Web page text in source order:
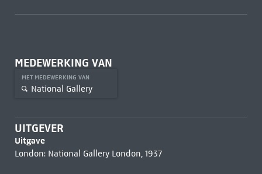
MEDEWERKING VAN
MET MEDEWERKING VAN
National Gallery
UITGEVER
Uitgave
London: National Gallery London, 1937